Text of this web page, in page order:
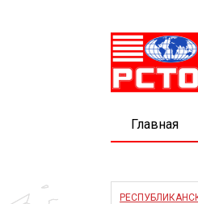
Главная